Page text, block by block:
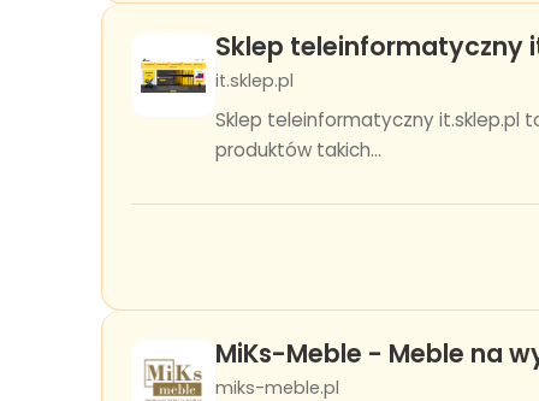
Sklep teleinformatyczny
it.sklep.pl
Sklep teleinformatyczny it.sklep.pl
produktów takich...
MiKs-Meble - Meble na
miks-meble.pl